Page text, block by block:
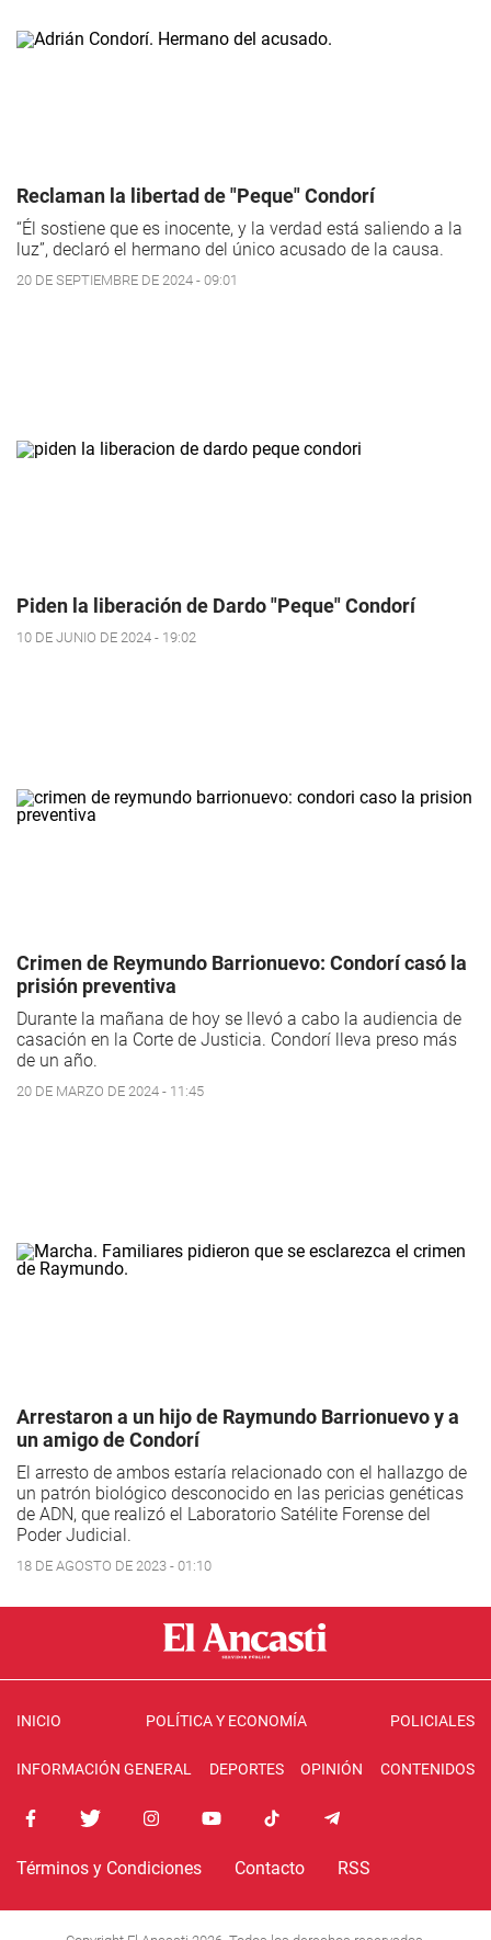
Reclaman la libertad de "Peque" Condorí
“Él sostiene que es inocente, y la verdad está saliendo a la
luz”, declaró el hermano del único acusado de la causa.
20 DE SEPTIEMBRE DE 2024 - 09:01
Piden la liberación de Dardo "Peque" Condorí
10 DE JUNIO DE 2024 - 19:02
Crimen de Reymundo Barrionuevo: Condorí casó la
prisión preventiva
Durante la mañana de hoy se llevó a cabo la audiencia de
casación en la Corte de Justicia. Condorí lleva preso más
de un año.
20 DE MARZO DE 2024 - 11:45
Arrestaron a un hijo de Raymundo Barrionuevo y a
un amigo de Condorí
El arresto de ambos estaría relacionado con el hallazgo de
un patrón biológico desconocido en las pericias genéticas
de ADN, que realizó el Laboratorio Satélite Forense del
Poder Judicial.
18 DE AGOSTO DE 2023 - 01:10
INICIO POLÍTICA Y ECONOMÍA POLICIALES
INFORMACIÓN GENERAL DEPORTES OPINIÓN CONTENIDOS
Términos y Condiciones Contacto RSS